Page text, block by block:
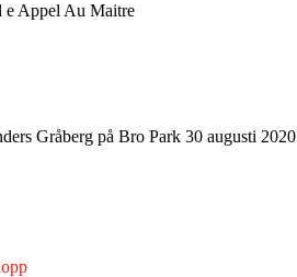
e Appel Au Maitre
Gråberg på Bro Park 30 augusti 2020